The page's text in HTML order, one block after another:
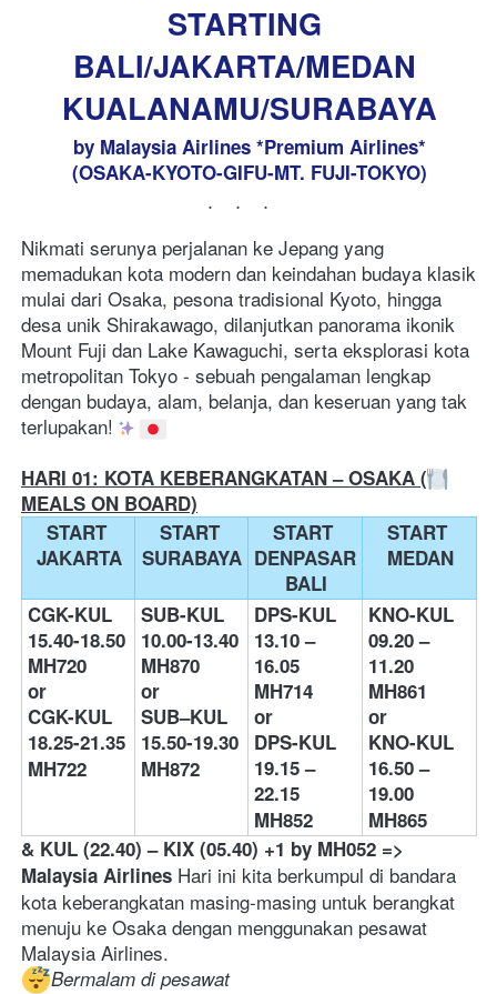
STARTING
BALI/JAKARTA/MEDAN
KUALANAMU/SURABAYA
by Malaysia Airlines *Premium Airlines*
(OSAKA-KYOTO-GIFU-MT. FUJI-TOKYO)
...
Nikmati serunya perjalanan ke Jepang yang
memadukan kota modern dan keindahan budaya klasik
mulai dari Osaka, pesona tradisional Kyoto, hingga
desa unik Shirakawago, dilanjutkan panorama ikonik
Mount Fuji dan Lake Kawaguchi, serta eksplorasi kota
metropolitan Tokyo - sebuah pengalaman lengkap
dengan budaya, alam, belanja, dan keseruan yang tak
terlupakan!
HARI 01: KOTA KEBERANGKATAN – OSAKA (
MEALS ON BOARD)
START
JAKARTA
START
SURABAYA
START
DENPASAR
BALI
START
MEDAN
CGK-KUL
15.40-18.50
MH720
or
CGK-KUL
18.25-21.35
MH722
SUB-KUL
10.00-13.40
MH870
or
SUB–KUL
15.50-19.30
MH872
DPS-KUL
13.10 –
16.05
MH714
or
DPS-KUL
19.15 –
22.15
MH852
KNO-KUL
09.20 –
11.20
MH861
or
KNO-KUL
16.50 –
19.00
MH865
& KUL (22.40) – KIX (05.40) +1 by MH052 =>
Malaysia Airlines Hari ini kita berkumpul di bandara
kota keberangkatan masing-masing untuk berangkat
menuju ke Osaka dengan menggunakan pesawat
Malaysia Airlines.
Bermalam di pesawat